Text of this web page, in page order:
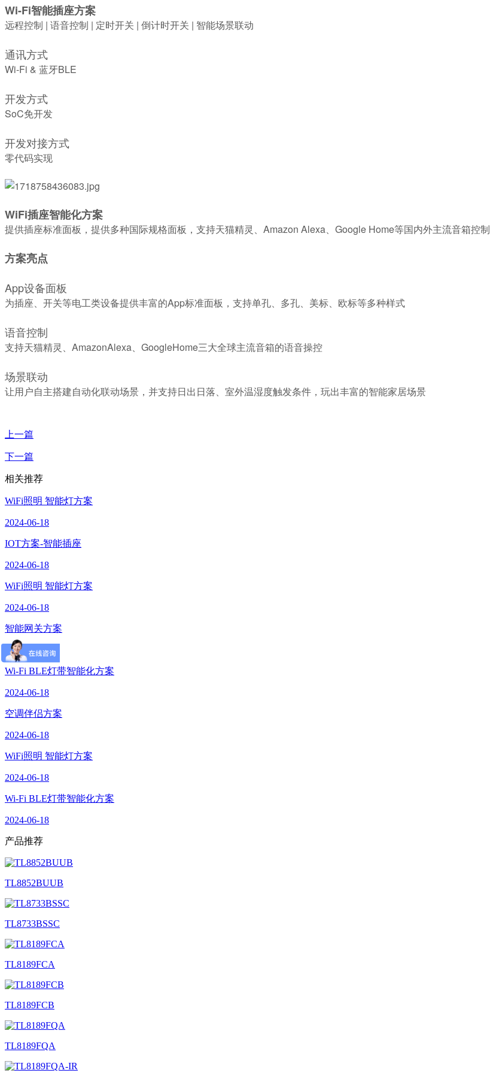
Wi-Fi智能插座方案
远程控制 | 语音控制 | 定时开关 | 倒计时开关 | 智能场景联动
通讯方式
Wi-Fi & 蓝牙BLE
开发方式
SoC免开发
开发对接方式
零代码实现
WiFi插座智能化方案
提供插座标准面板，提供多种国际规格面板，支持天猫精灵、Amazon Alexa、Google Home等国内外主流音箱控制
方案亮点
App设备面板
为插座、开关等电工类设备提供丰富的App标准面板，支持单孔、多孔、美标、欧标等多种样式
语音控制
支持天猫精灵、AmazonAlexa、GoogleHome三大全球主流音箱的语音操控
场景联动
让用户自主搭建自动化联动场景，并支持日出日落、室外温湿度触发条件，玩出丰富的智能家居场景
上一篇
下一篇
相关推荐
WiFi照明 智能灯方案
2024-06-18
IOT方案-智能插座
2024-06-18
WiFi照明 智能灯方案
2024-06-18
智能网关方案
2024-06-18
Wi-Fi BLE灯带智能化方案
2024-06-18
空调伴侣方案
2024-06-18
WiFi照明 智能灯方案
2024-06-18
Wi-Fi BLE灯带智能化方案
2024-06-18
产品推荐
TL8852BUUB
TL8733BSSC
TL8189FCA
TL8189FCB
TL8189FQA